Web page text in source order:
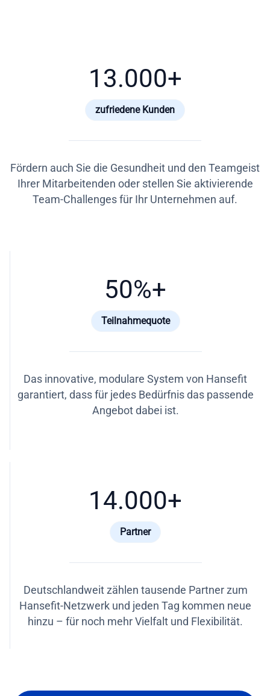
13.000+
zufriedene Kunden
Fördern auch Sie die Gesundheit und den Teamgeist
Ihrer Mitarbeitenden oder stellen Sie aktivierende
Team-Challenges für Ihr Unternehmen auf.
50%+
Teilnahmequote
Das innovative, modulare System von Hansefit
garantiert, dass für jedes Bedürfnis das passende
Angebot dabei ist.
14.000+
Partner
Deutschlandweit zählen tausende Partner zum
Hansefit-Netzwerk und jeden Tag kommen neue
hinzu – für noch mehr Vielfalt und Flexibilität.